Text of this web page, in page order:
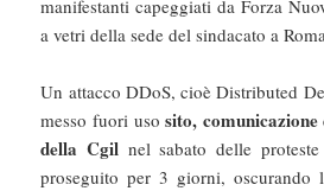
manifestanti capeggiati da Forza
a vetri della sede del sindacato a
Un attacco DDoS, cioè Distributed
messo fuori usosito,
della Cgil nel sabato delle
proseguito per 3 giorni, oscurando